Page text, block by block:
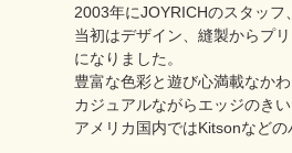
2003年にJOYRICHのスタッフ
当初はデザイン、縫製からプ
になりました。
豊富な色彩と遊び心満載なか
カジュアルながらエッジのき
アメリカ国内ではKitsonなど